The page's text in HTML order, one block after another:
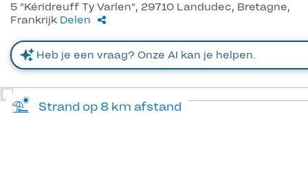
5 "Kéridreuff Ty Varlen", 29710 Landudec, Bretagne,
Frankrijk Delen
Strand op 8 km afstand